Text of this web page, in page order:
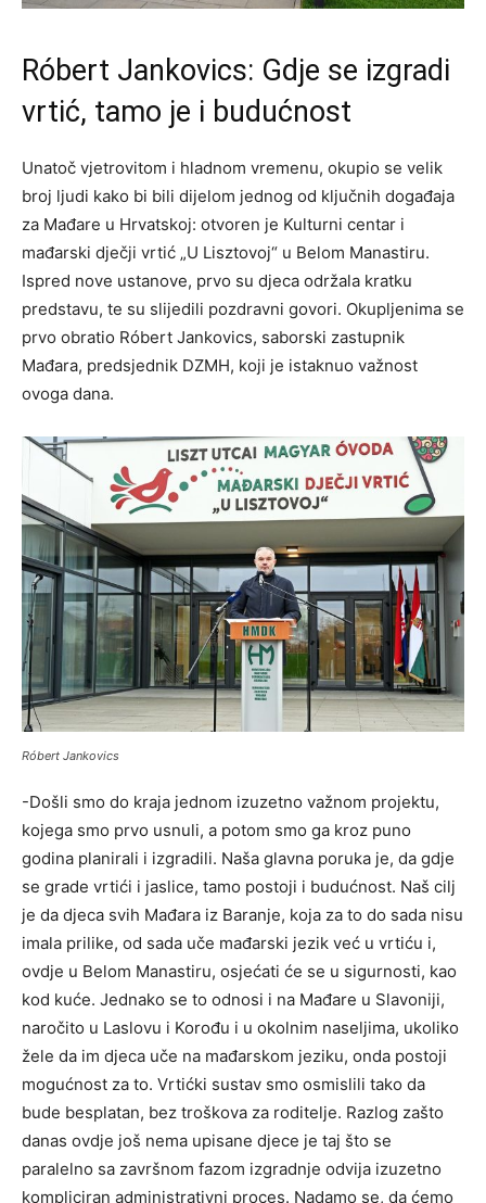
Róbert Jankovics: Gdje se izgradi
vrtić, tamo je i budućnost
Unatoč vjetrovitom i hladnom vremenu, okupio se velik
broj ljudi kako bi bili dijelom jednog od ključnih događaja
za Mađare u Hrvatskoj: otvoren je Kulturni centar i
mađarski dječji vrtić „U Lisztovoj“ u Belom Manastiru.
Ispred nove ustanove, prvo su djeca održala kratku
predstavu, te su slijedili pozdravni govori. Okupljenima se
prvo obratio Róbert Jankovics, saborski zastupnik
Mađara, predsjednik DZMH, koji je istaknuo važnost
ovoga dana.
Róbert Jankovics
-Došli smo do kraja jednom izuzetno važnom projektu,
kojega smo prvo usnuli, a potom smo ga kroz puno
godina planirali i izgradili. Naša glavna poruka je, da gdje
se grade vrtići i jaslice, tamo postoji i budućnost. Naš cilj
je da djeca svih Mađara iz Baranje, koja za to do sada nisu
imala prilike, od sada uče mađarski jezik već u vrtiću i,
ovdje u Belom Manastiru, osjećati će se u sigurnosti, kao
kod kuće. Jednako se to odnosi i na Mađare u Slavoniji,
naročito u Laslovu i Korođu i u okolnim naseljima, ukoliko
žele da im djeca uče na mađarskom jeziku, onda postoji
mogućnost za to. Vrtićki sustav smo osmislili tako da
bude besplatan, bez troškova za roditelje. Razlog zašto
danas ovdje još nema upisane djece je taj što se
paralelno sa završnom fazom izgradnje odvija izuzetno
kompliciran administrativni proces. Nadamo se, da ćemo